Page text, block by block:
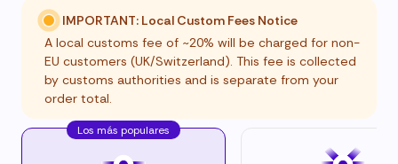
IMPORTANT: Local Custom Fees Notice
A local customs fee of ~20% will be charged for non-
EU customers (UK/Switzerland). This fee is collected
by customs authorities and is separate from your
order total.
Los más populares